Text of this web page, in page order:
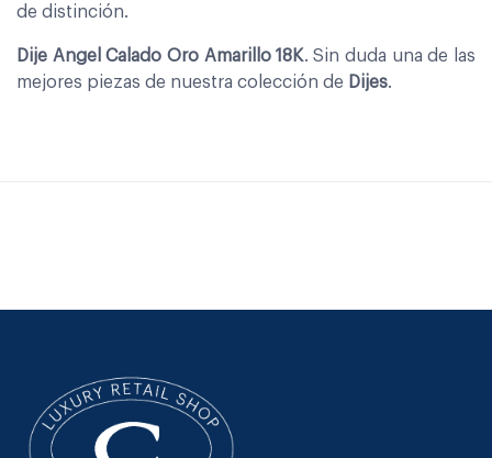
de distinción.
Dije Angel Calado Oro Amarillo 18K. Sin duda una de las
mejores piezas de nuestra colección de Dijes.